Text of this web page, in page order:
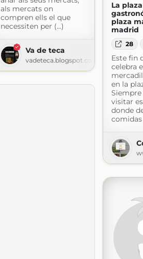
als mercats on
compren ells el que
necessiten per (...)
Va de teca
vadeteca.blogspot.com
La
plaza
madrid
28
Este fin
celebra
en la
visitar
donde
comidas